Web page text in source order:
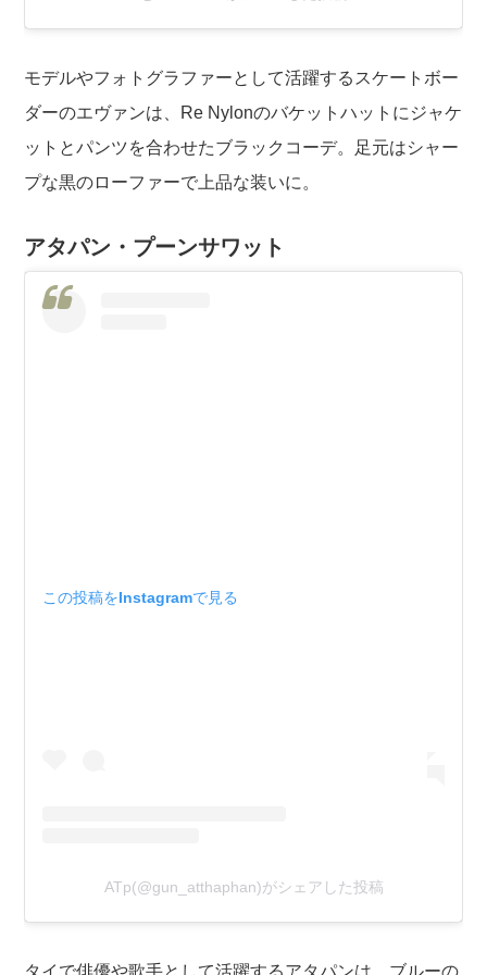
モデルやフォトグラファーとして活躍するスケートボー
ダーのエヴァンは、Re Nylonのバケットハットにジャケ
ットとパンツを合わせたブラックコーデ。足元はシャー
プな黒のローファーで上品な装いに。
アタパン・プーンサワット
この投稿をInstagramで見る
ATp(@gun_atthaphan)がシェアした投稿
タイで俳優や歌手として活躍するアタパンは、ブルーの